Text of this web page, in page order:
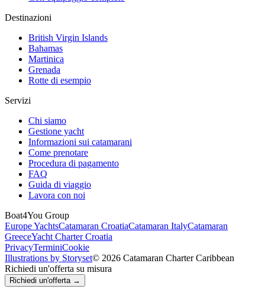
Destinazioni
British Virgin Islands
Bahamas
Martinica
Grenada
Rotte di esempio
Servizi
Chi siamo
Gestione yacht
Informazioni sui catamarani
Come prenotare
Procedura di pagamento
FAQ
Guida di viaggio
Lavora con noi
Boat4You Group
Europe YachtsCatamaran CroatiaCatamaran ItalyCatamaran
GreeceYacht Charter Croatia
PrivacyTerminiCookie
Illustrations by Storyset© 2026 Catamaran Charter Caribbean
Richiedi un'offerta su misura
Richiedi un'offerta →